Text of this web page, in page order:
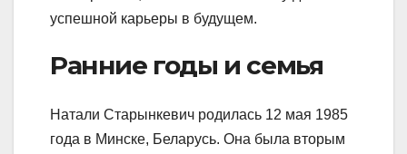
успешной карьеры в будущем.
Ранние годы и семья
Натали Старынкевич родилась 12 мая 1985
года в Минске, Беларусь. Она была вторым